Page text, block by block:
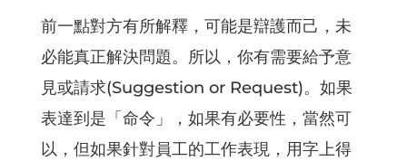
前一點對方有所解釋，可能是辯護而己，未
必能真正解決問題。所以，你有需要給予意
見或請求(Suggestion or Request)。如果
表達到是「命令」，如果有必要性，當然可
以，但如果針對員工的工作表現，用字上得